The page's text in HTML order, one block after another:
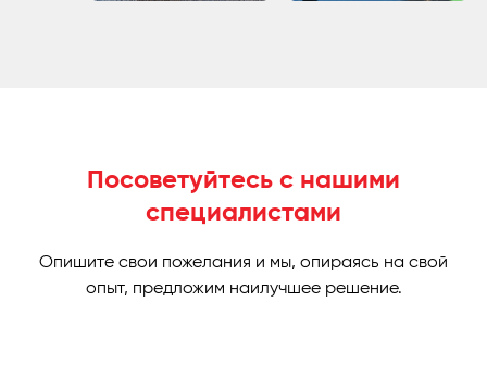
Посоветуйтесь с нашими
специалистами
Опишите свои пожелания и мы, опираясь на свой
опыт, предложим наилучшее решение.